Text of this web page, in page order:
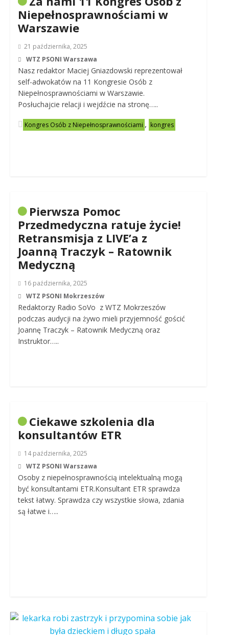
Niepełnosprawnościami w
Warszawie
21 października, 2025
WTZ PSONI Warszawa
Nasz redaktor Maciej Gniazdowski reprezentował
self-adwokatów na 11 Kongresie Osób z
Niepełnosprawnościami w Warszawie.
Posłuchajcie relacji i wejdźcie na stronę…..
Kongres Osób z Niepełnosprawnościami , kongres
Pierwsza Pomoc
Przedmedyczna ratuje życie!
Retransmisja z LIVE’a z
Joanną Traczyk – Ratownik
Medyczną
16 października, 2025
WTZ PSONI Mokrzeszów
Redaktorzy Radio SoVo z WTZ Mokrzeszów
podczas audycji na żywo mieli przyjemność gościć
Joannę Traczyk – Ratownik Medyczną oraz
Instruktor…..
Ciekawe szkolenia dla
konsultantów ETR
14 października, 2025
WTZ PSONI Warszawa
Osoby z niepełnosprawnością intelektualną mogą
być konsultantami ETR.Konsultant ETR sprawdza
tekst łatwy. Sprawdza czy wszystkie słowa, zdania
są łatwe i…..